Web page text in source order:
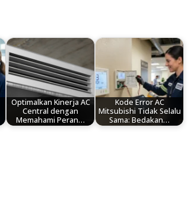
Optimalkan Kinerja AC
Central dengan
Memahami Peran…
Kode Error AC
Mitsubishi Tidak Selalu
Sama: Bedakan…